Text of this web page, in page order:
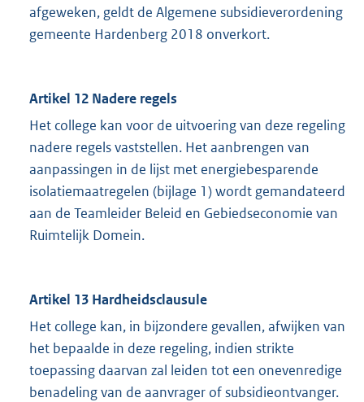
afgeweken, geldt de Algemene subsidieverordening
gemeente Hardenberg 2018 onverkort.
Artikel 12 Nadere regels
Het college kan voor de uitvoering van deze regeling
nadere regels vaststellen. Het aanbrengen van
aanpassingen in de lijst met energiebesparende
isolatiemaatregelen (bijlage 1) wordt gemandateerd
aan de Teamleider Beleid en Gebiedseconomie van
Ruimtelijk Domein.
Artikel 13 Hardheidsclausule
Het college kan, in bijzondere gevallen, afwijken van
het bepaalde in deze regeling, indien strikte
toepassing daarvan zal leiden tot een onevenredige
benadeling van de aanvrager of subsidieontvanger.